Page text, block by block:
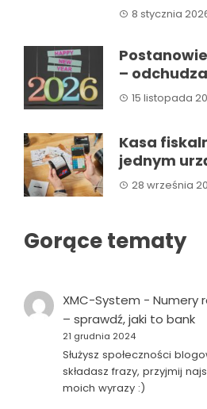
8 stycznia
–
15 listopada
Kasa
jednym
28 września
Gorące tematy
XMC-System - Numery
– sprawdź, jaki to bank
21 grudnia 2024
Służysz społeczności
składasz frazy, przyjmij
moich wyrazy :)